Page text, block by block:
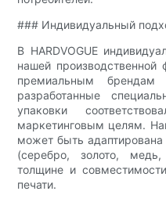
### Индивидуальный
В HARDVOGUE
нашей
премиальным брендам
разработанные
упаковки
маркетинговым целям.
может быть
(серебро, золото,
толщине и
печати.